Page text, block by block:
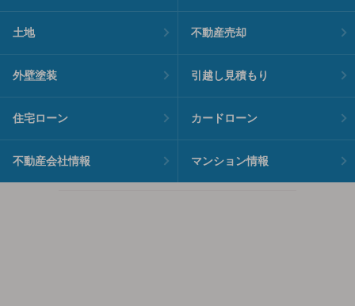
土地 不動産売却
外壁塗装 引越し見積もり
住宅ローン カードローン
不動産会社情報 マンション情報